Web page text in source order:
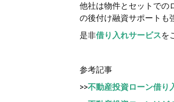
他社は物件とセットでの
の後付け融資サポートも
是非借り入れサービスを
参考記事
>>不動産投資ローン借